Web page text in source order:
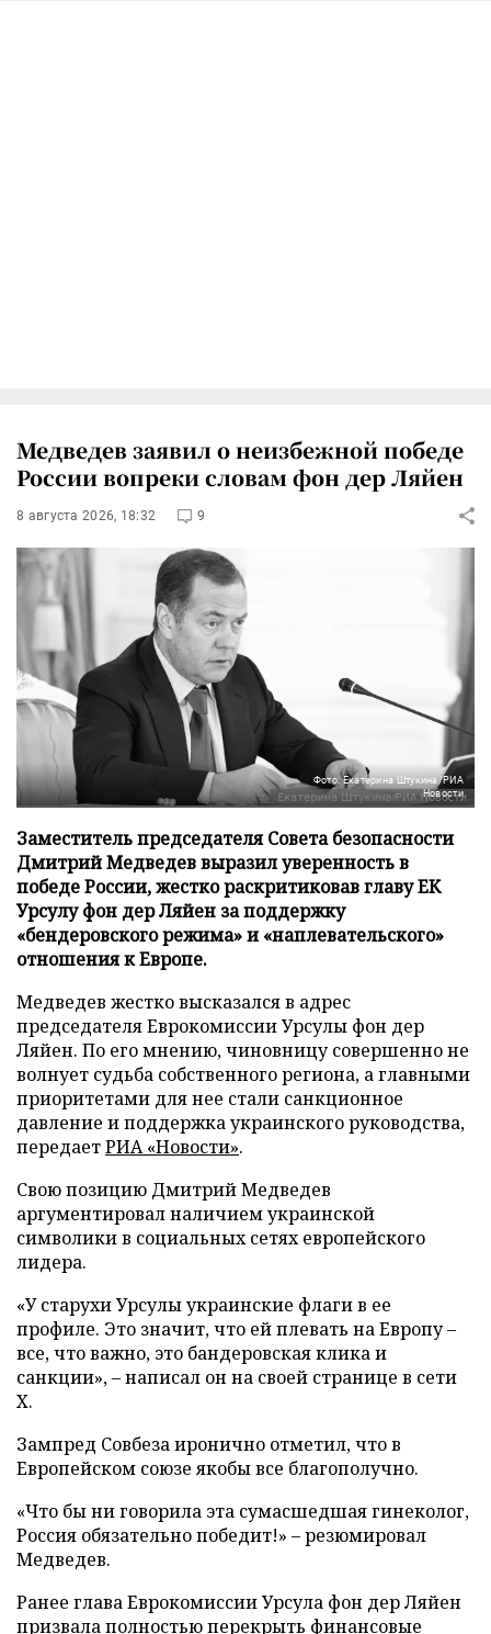
Медведев заявил о неизбежной победе
России вопреки словам фон дер Ляйен
8 августа 2026, 18:32 9
Фото: Екатерина Штукина/РИА
Новости
Заместитель председателя Совета безопасности
Дмитрий Медведев выразил уверенность в
победе России, жестко раскритиковав главу ЕК
Урсулу фон дер Ляйен за поддержку
«бендеровского режима» и «наплевательского»
отношения к Европе.
Медведев жестко высказался в адрес
председателя Еврокомиссии Урсулы фон дер
Ляйен. По его мнению, чиновницу совершенно не
волнует судьба собственного региона, а главными
приоритетами для нее стали санкционное
давление и поддержка украинского руководства,
передаетРИА «Новости».
Свою позицию Дмитрий Медведев
аргументировал наличием украинской
символики в социальных сетях европейского
лидера.
«У старухи Урсулы украинские флаги в ее
профиле. Это значит, что ей плевать на Европу –
все, что важно, это бандеровская клика и
санкции», – написал он на своей странице в сети
X.
Зампред Совбеза иронично отметил, что в
Европейском союзе якобы все благополучно.
«Что бы ни говорила эта сумасшедшая гинеколог,
Россия обязательно победит!» – резюмировал
Медведев.
Ранее глава Еврокомиссии Урсула фон дер Ляйен
призвалаполностью перекрыть финансовые